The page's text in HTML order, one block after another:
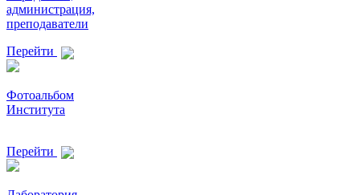
администрация,
преподаватели
Перейти
Фотоальбом
Института
Перейти